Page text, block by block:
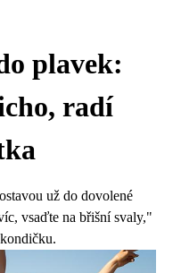
plavek:
radí
už do dovolené
vsaďte na břišní svaly,"